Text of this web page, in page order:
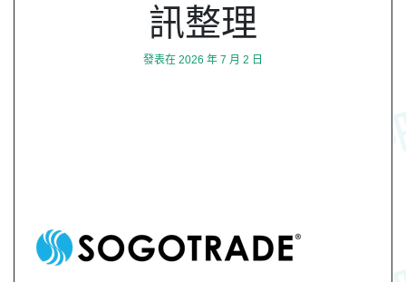
訊整理
發表在 2026 年 7 月 2 日